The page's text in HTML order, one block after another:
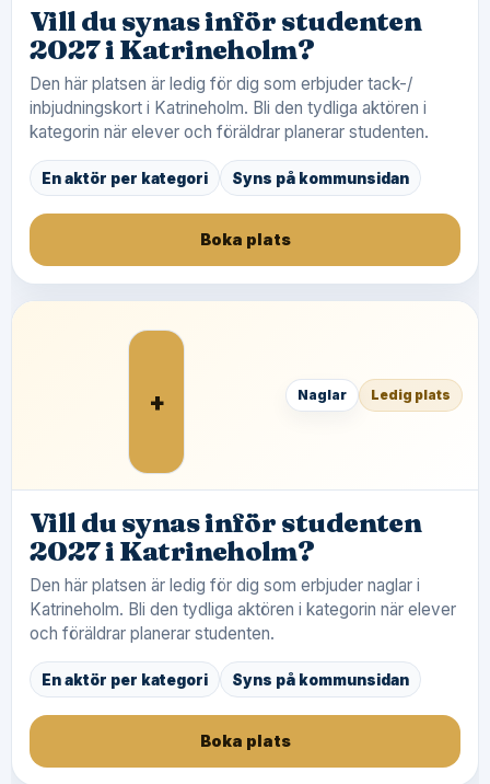
Vill du synas inför studenten
2027 i Katrineholm?
Den här platsen är ledig för dig som erbjuder tack-/
inbjudningskort i Katrineholm. Bli den tydliga aktören i
kategorin när elever och föräldrar planerar studenten.
En aktör per kategori Syns på kommunsidan
Boka plats
+ Naglar Ledig plats
Vill du synas inför studenten
2027 i Katrineholm?
Den här platsen är ledig för dig som erbjuder naglar i
Katrineholm. Bli den tydliga aktören i kategorin när elever
och föräldrar planerar studenten.
En aktör per kategori Syns på kommunsidan
Boka plats